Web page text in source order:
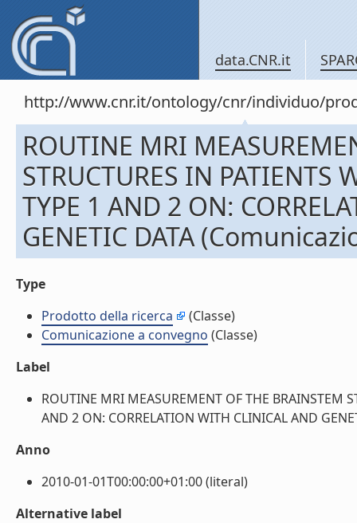
data.CNR.it
http://www.cnr.it/ontology/cnr/individuo/
ROUTINE MRI
STRUCTURES IN PATIENTS
TYPE 1 AND 2 ON:
GENETIC DATA
Type
Prodotto della ricerca
(Classe)
Comunicazione a convegno (Classe)
Label
ROUTINE MRI MEASUREMENT OF THE BRAINSTEM
AND 2 ON: CORRELATION WITH CLINICAL AND
Anno
2010-01-01T00:00:00+01:00 (literal)
Alternative label